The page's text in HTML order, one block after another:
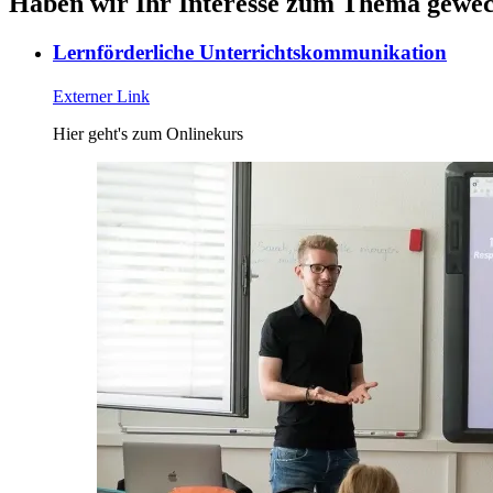
Lernförderliche Unterrichtskommunikation
Externer Link
Hier geht's zum Onlinekurs